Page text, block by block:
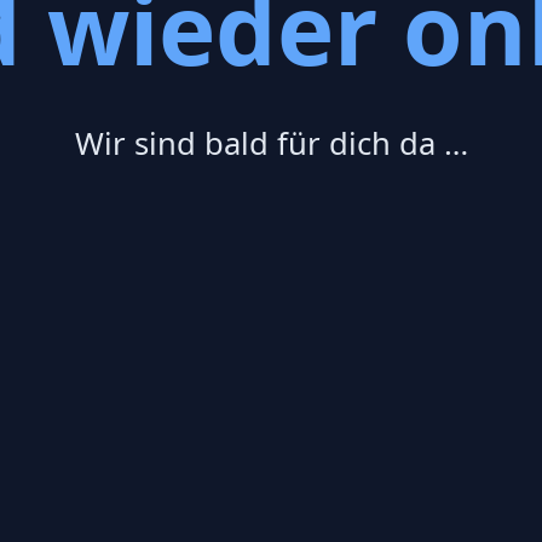
wieder
Wir sind bald für dich da …